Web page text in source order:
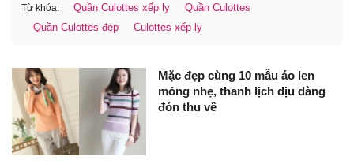
Từ khóa: Quần Culottes xếp ly
Quần Culottes
Quần Culottes đẹp
Culottes xếp ly
Mặc đẹp cùng 10 mẫu áo len
mỏng nhẹ, thanh lịch dịu dàng
đón thu về